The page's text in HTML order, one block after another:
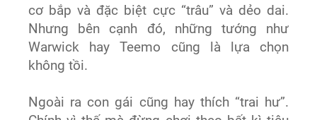
cơ bắp và đặc biệt cực “trâu” và dẻo dai.
Nhưng bên cạnh đó, những tướng như
Warwick hay Teemo cũng là lựa chọn
không tồi.
Ngoài ra con gái cũng hay thích “trai hư”.